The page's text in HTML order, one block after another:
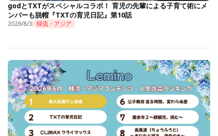
godとTXTがスペシャルコラボ！ 育児の先輩による子育て術にメ
ンバーも脱帽『TXTの育児日記』第10話
2026/8/3 韓流・アジア